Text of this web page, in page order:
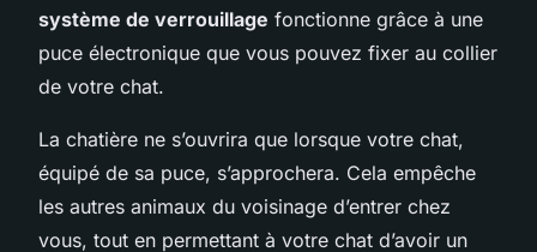
système de verrouillage fonctionne grâce à une
puce électronique que vous pouvez fixer au collier
de votre chat.
La chatière ne s’ouvrira que lorsque votre chat,
équipé de sa puce, s’approchera. Cela empêche
les autres animaux du voisinage d’entrer chez
vous, tout en permettant à votre chat d’avoir un